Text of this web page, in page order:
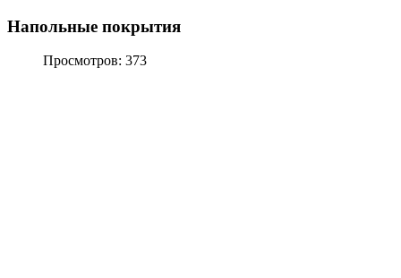
Напольные покрытия
Просмотров: 373